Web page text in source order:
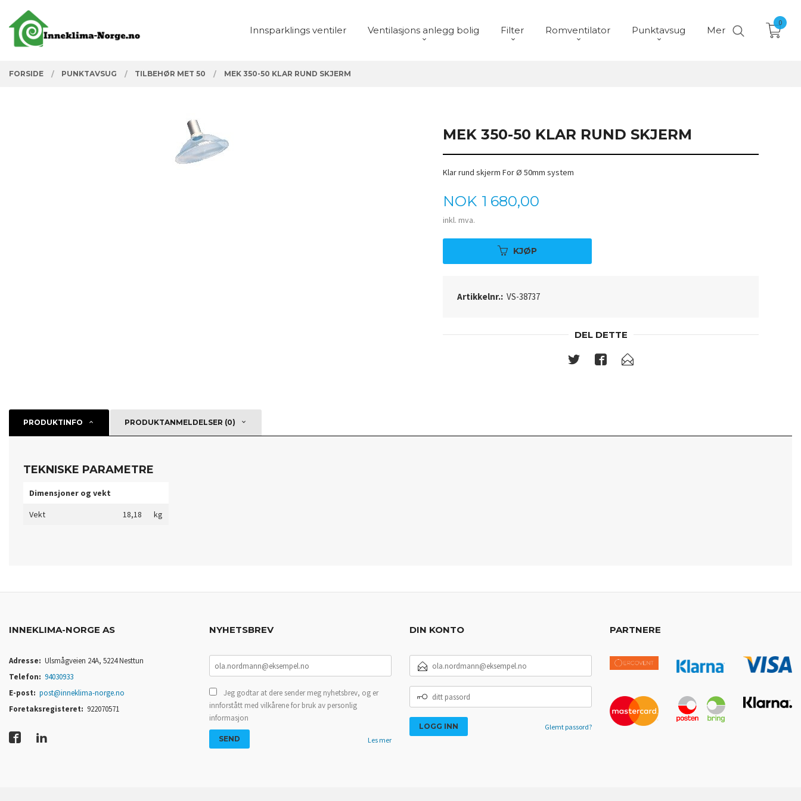
innholdet
PRODUKTER
Innsparklings ventiler Ventilasjons anlegg bolig Filter Romventilator Punktavsug Mer
0
FORSIDE PUNKTAVSUG TILBEHØR MET 50 MEK 350-50 KLAR RUND SKJERM
MEK 350-50 KLAR RUND SKJERM
Klar rund skjerm For Ø 50mm system
Pris
NOK 1 680,00
inkl. mva.
KJØP
Artikkelnr.: VS-38737
DEL DETTE
PRODUKTINFO PRODUKTANMELDELSER (0)
TEKNISKE PARAMETRE
Dimensjoner og vekt
Vekt
18,18 kg
INNEKLIMA-NORGE AS
Adresse: Ulsmågveien 24A, 5224 Nesttun
Telefon: 94030933
E-post: post@inneklima-norge.no
Foretaksregisteret: 922070571
NYHETSBREV
Jeg godtar at dere sender meg nyhetsbrev, og er
innforstått med vilkårene for bruk av personlig
informasjon
Les mer
DIN KONTO
POSTADRESSE
PASSORD
Glemt passord?
PARTNERE